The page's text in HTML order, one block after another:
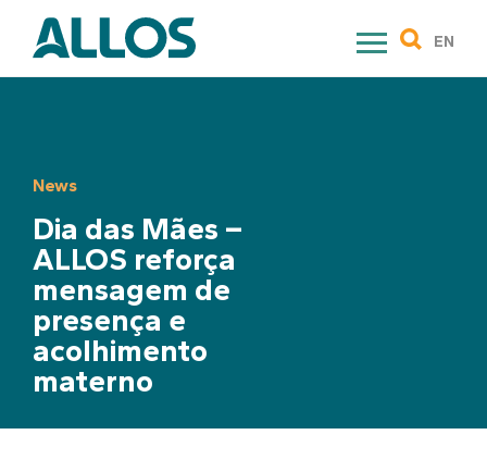
content
EN
News
Dia das Mães –
ALLOS reforça
mensagem de
presença e
acolhimento
materno